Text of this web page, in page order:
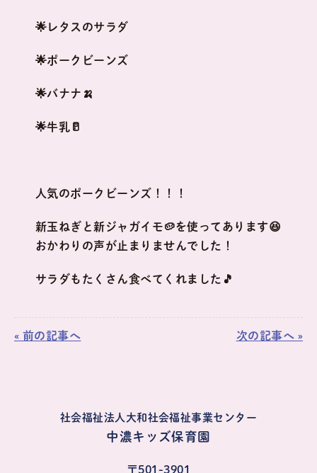
🌟レタスのサラダ
🌟ポークビーンズ
🌟バナナ🍌
🌟牛乳🥛
人気のポークビーンズ！！！
新玉ねぎと新ジャガイモ🥔を使ってあります😆
おかわりの声が止まりませんでした！
サラダもたくさん食べてくれました🎵
« 前の記事へ 次の記事へ »
社会福祉法人大和社会福祉事業センター
中濃キッズ保育園
〒501-3901